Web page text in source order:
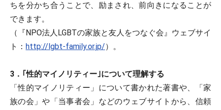
ちを分かち合うことで、励まされ、前向きになることが
できます。
（『NPO法人LGBTの家族と友人をつなぐ会』ウェブサイ
ト： http://lgbt-family.or.jp/）。
3．｢性的マイノリティー｣について理解する
「性的マイノリティー」について書かれた著書や、「家
族の会」や「当事者会」などのウェブサイトから、信頼